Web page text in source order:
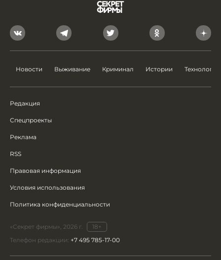
Новости Выживание Криминал Истории Технологии
Редакция
Спецпроекты
Реклама
RSS
Правовая информация
Условия использования
Политика конфиденциальности
«Секрет фирмы», 2026 г.
18+
Телефон редакции: +7 495 785-17-00